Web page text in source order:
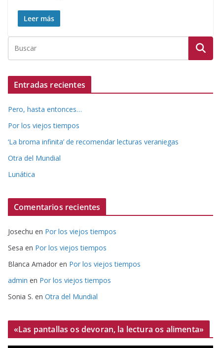
Leer más
Entradas recientes
Pero, hasta entonces…
Por los viejos tiempos
‘La broma infinita’ de recomendar lecturas veraniegas
Otra del Mundial
Lunática
Comentarios recientes
Josechu en Por los viejos tiempos
Sesa en Por los viejos tiempos
Blanca Amador en Por los viejos tiempos
admin en Por los viejos tiempos
Sonia S. en Otra del Mundial
«Las pantallas os devoran, la lectura os alimenta»